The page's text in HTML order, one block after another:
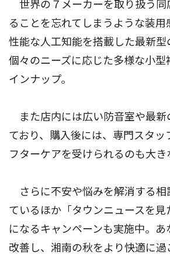
世界の７メーカーを取り扱う同
ることを忘れてしまうような装
性能な人工知能を搭載した最新型
個々のニーズに応じた多様な小型
インナップ。
また店内には広い防音室や最新
ており、購入後には、専門スタッ
フターケアを受けられるのも大き
さらに不安や悩みを解消する相
ているほか「タウンニュースを
になるキャンペーンも実施中。あ
改善し、湘南の秋をより快適に